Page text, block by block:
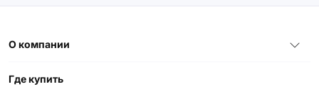
О компании
Где купить